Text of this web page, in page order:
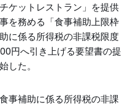
ケットレストラン」を提供
を務める「食事補助上限枠
に係る所得税の非課税限度
円へ引き上げる要望書の提
した。
事補助に係る所得税の非課